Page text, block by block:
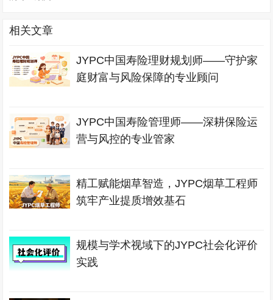
相关文章
JYPC中国寿险理财规划师——守护家
庭财富与风险保障的专业顾问
JYPC中国寿险管理师——深耕保险运
营与风控的专业管家
精工赋能烟草智造，JYPC烟草工程师
筑牢产业提质增效基石
规模与学术视域下的JYPC社会化评价
实践